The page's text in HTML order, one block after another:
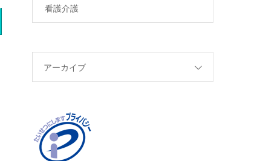
看護介護
アーカイブ